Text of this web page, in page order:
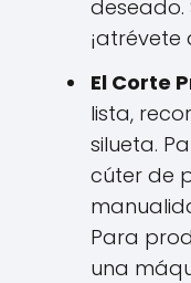
deseado.
¡atrévete
El Corte
lista,
silueta.
cúter de
Para
una